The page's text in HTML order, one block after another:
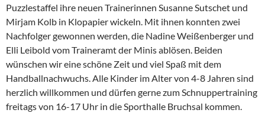
Puzzlestaffel ihre neuen Trainerinnen Susanne Sutschet und
Mirjam Kolb in Klopapier wickeln. Mit ihnen konnten zwei
Nachfolger gewonnen werden, die Nadine Weißenberger und
Elli Leibold vom Traineramt der Minis ablösen. Beiden
wünschen wir eine schöne Zeit und viel Spaß mit dem
Handballnachwuchs. Alle Kinder im Alter von 4-8 Jahren sind
herzlich willkommen und dürfen gerne zum Schnuppertraining
freitags von 16-17 Uhr in die Sporthalle Bruchsal kommen.